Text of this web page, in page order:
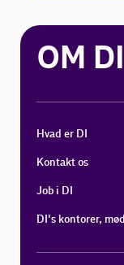
OM DI
Hvad er DI
Kontakt os
Job i DI
DI's kontorer,